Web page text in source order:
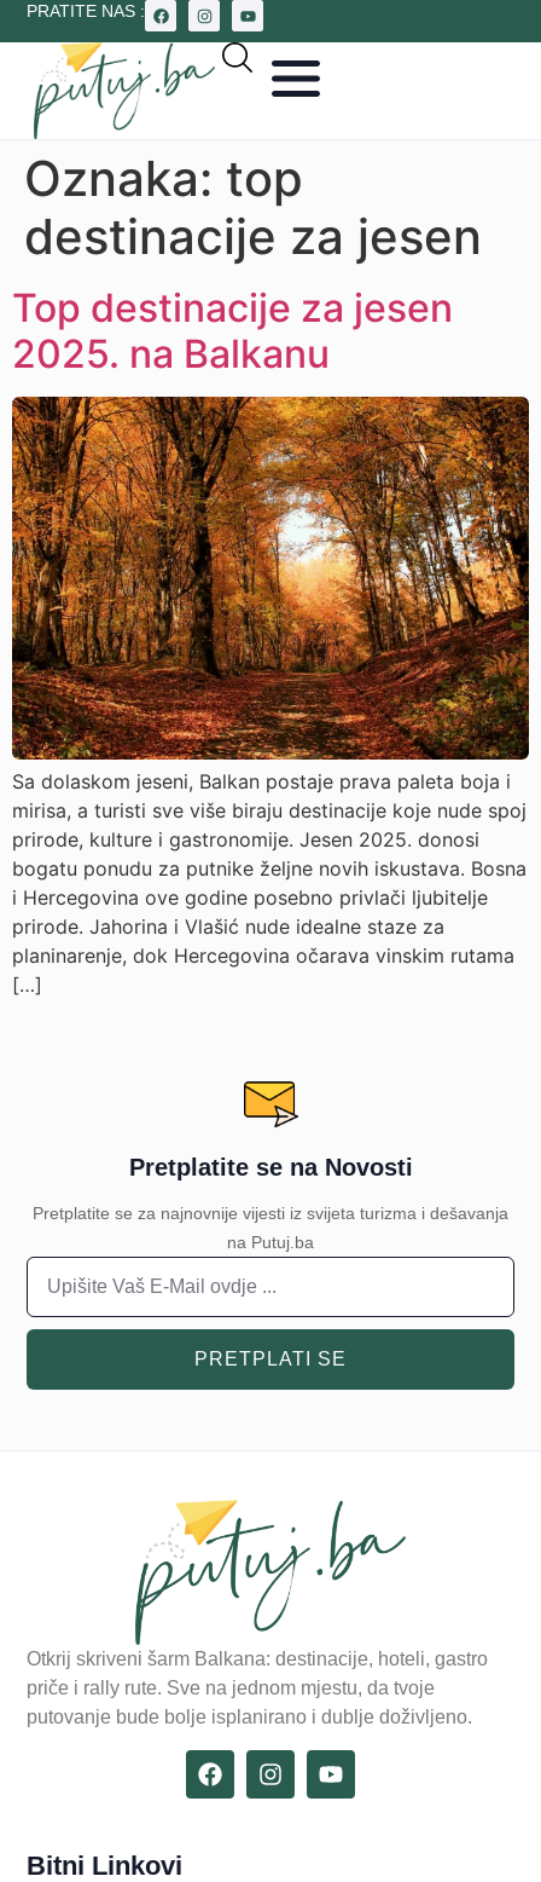
PRATITE NAS :
Oznaka: top
destinacije za jesen
Top destinacije za jesen
2025. na Balkanu
Sa dolaskom jeseni, Balkan postaje prava paleta boja i
mirisa, a turisti sve više biraju destinacije koje nude spoj
prirode, kulture i gastronomije. Jesen 2025. donosi
bogatu ponudu za putnike željne novih iskustava. Bosna
i Hercegovina ove godine posebno privlači ljubitelje
prirode. Jahorina i Vlašić nude idealne staze za
planinarenje, dok Hercegovina očarava vinskim rutama
[…]
Pretplatite se na Novosti
Pretplatite se za najnovnije vijesti iz svijeta turizma i dešavanja
na Putuj.ba
PRETPLATI SE
Otkrij skriveni šarm Balkana: destinacije, hoteli, gastro
priče i rally rute. Sve na jednom mjestu, da tvoje
putovanje bude bolje isplanirano i dublje doživljeno.
Bitni Linkovi